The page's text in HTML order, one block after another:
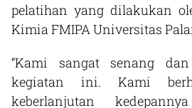
pelatihan yang dilakukan
Kimia FMIPA Universitas
“Kami sangat senang
kegiatan ini. Kami
keberlanjutan